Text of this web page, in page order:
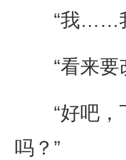
“我……我
“看来要
“好吧，下
吗？”